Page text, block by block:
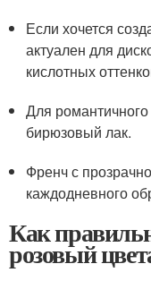
Если хочется
актуален для
кислотных
Для
бирюзовый лак.
Френч с
каждодневного
Как
розовый